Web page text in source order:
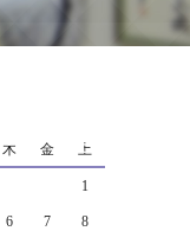
wp-
木 金 土
1
6 7 8